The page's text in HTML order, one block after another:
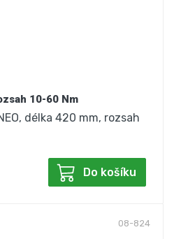
10-60 Nm
délka 420 mm, rozsah
Do košíku
08-824